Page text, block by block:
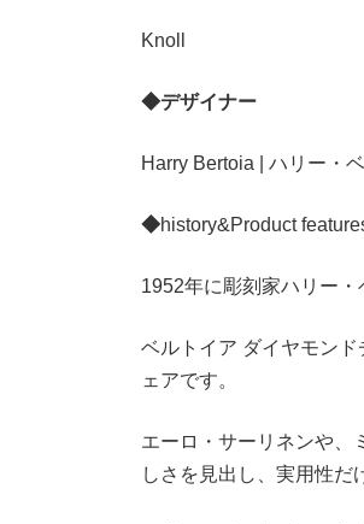
Knoll
◆デザイナー
Harry Bertoia | ハリー・
◆history&Product
1952年に彫刻家ハリー・
ベルトイア ダイヤモン
ェアです。
エーロ・サーリネンや、
しさを見出し、実用性だ